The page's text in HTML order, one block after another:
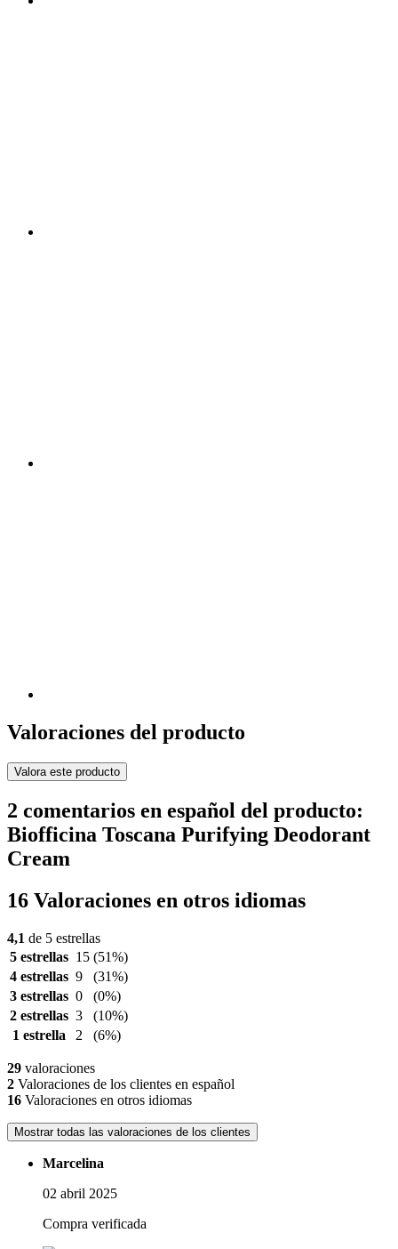
Valoraciones del producto
Valora este producto
2 comentarios en español del producto:
Biofficina Toscana Purifying Deodorant
Cream
16 Valoraciones en otros idiomas
4,1 de 5 estrellas
5 estrellas 15 (51%)
4 estrellas 9
(31%)
3 estrellas 0
(0%)
2 estrellas 3
(10%)
1 estrella
2 (6%)
29 valoraciones
2 Valoraciones de los clientes en español
16 Valoraciones en otros idiomas
Mostrar todas las valoraciones de los clientes
Marcelina
02 abril 2025
Compra verificada